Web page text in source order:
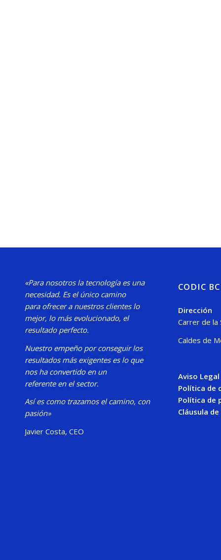
«Para nosotros la tecnología es una
necesidad. Es el único camino
para ofrecer a nuestros clientes lo
mejor, lo más evolucionado, el
resultado perfecto.
Nuestro empeño por conseguir los
resultados más exigentes es lo que
nos ha convertido en un
referente en el sector.
Así es como trazamos el camino, con
pasión»
Javier Costa, CEO
CODIC
Dirección
Carrer de la
Caldes de
Aviso Legal
Política de
Política de
Cláusula